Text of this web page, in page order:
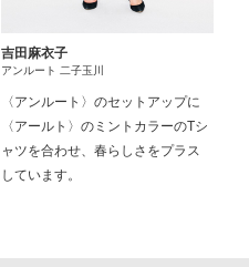
吉田麻衣子
アンルート 二子玉川
〈アンルート〉のセットアップに
〈アールト〉のミントカラーのTシ
ャツを合わせ、春らしさをプラス
しています。